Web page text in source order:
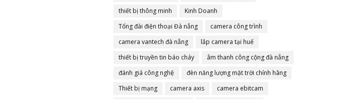
thiết bị thông minh
Kinh Doanh
Tổng đài điện thoại Đà nẵng
camera công trình
camera vantech đà nẵng
lắp camera tại huế
thiết bị truyền tin báo cháy
âm thanh công cộng đà nẵng
đánh giá công nghệ
đèn năng lượng mặt trời chính hãng
Thiết bị mạng
camera axis
camera ebitcam